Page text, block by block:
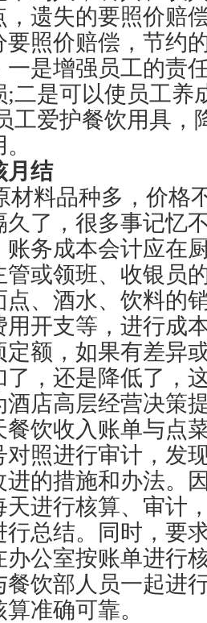
，遗失的要照价赔
要照价赔偿，节约
一是增强员工的责
;二是可以使员工养
工爱护餐饮用具，
结
材料品种多，价格
久了，很多事记忆
账务成本会计应在
管或领班、收银员
点、酒水、饮料的
用开支等，进行成
定额，如果有差异
了，还是降低了，
酒店高层经营决策
餐饮收入账单与点
对照进行审计，发
进的措施和办法。
天进行核算、审计
行总结。同时，要
办公室按账单进行
餐饮部人员一起进
准确可靠。